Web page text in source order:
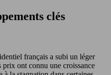
clés
français a subi un léger
prix ont connu une croissance